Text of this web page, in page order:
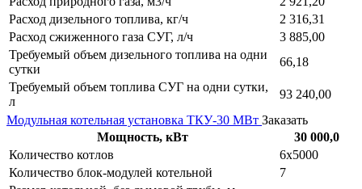
Расход дизельного топлива, кг/ч
2 316,31
Расход сжиженного газа СУГ, л/ч
3 885,00
Требуемый объем дизельного топлива на одни
сутки
66,18
Требуемый объем топлива СУГ на одни сутки,
л
93 240,00
Модульная котельная установка ТКУ-30 МВт Заказать
Мощность, кВт
30 000,0
Количество котлов
6х5000
Количество блок-модулей котельной
7